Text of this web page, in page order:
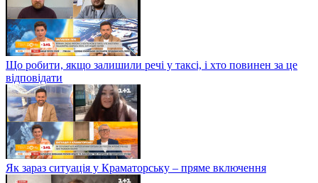
Що робити, якщо залишили речі у таксі, і хто повинен за це
відповідати
Як зараз ситуація у Краматорську – пряме включення